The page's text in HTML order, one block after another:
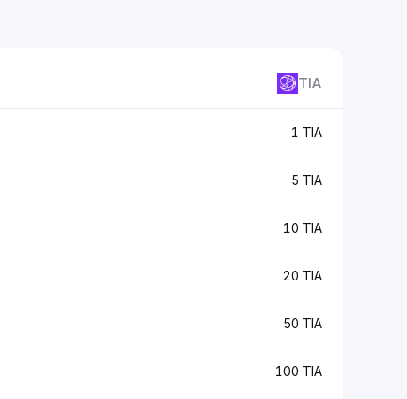
TIA
1 TIA
5 TIA
10 TIA
20 TIA
50 TIA
100 TIA